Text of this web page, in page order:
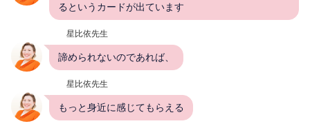
るというカードが出ています
星比依先生
諦められないのであれば、
星比依先生
もっと身近に感じてもらえる